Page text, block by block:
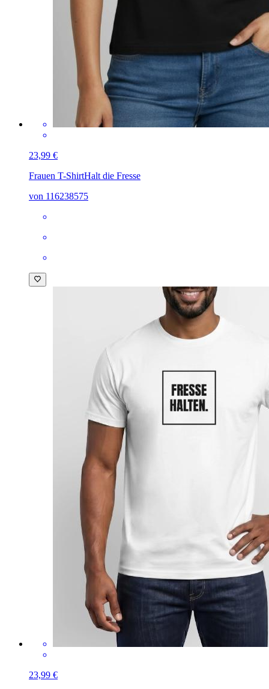
23,99 €
Frauen T-ShirtHalt die Fresse
von 116238575
23,99 €